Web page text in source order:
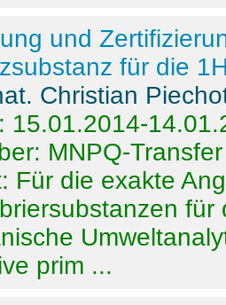
und
für die
Christian
15.01.2014-
MNPQ-Transfer
Für die exakte
prim ...